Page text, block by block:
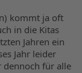
kommt ja oft
in die Kitas
Jahren ein
Jahr leider
dennoch für alle